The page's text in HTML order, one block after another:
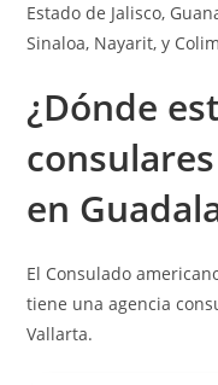
Estado de Jalisco,
Sinaloa, Nayarit, y
¿Dónde
consulares
en
El Consulado
tiene una agencia
Vallarta.